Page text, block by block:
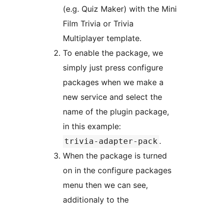
(e.g. Quiz Maker) with the Mini
Film Trivia or Trivia
Multiplayer template.
To enable the package, we
simply just press configure
packages when we make a
new service and select the
name of the plugin package,
in this example:
trivia-adapter-pack .
When the package is turned
on in the configure packages
menu then we can see,
additionaly to the